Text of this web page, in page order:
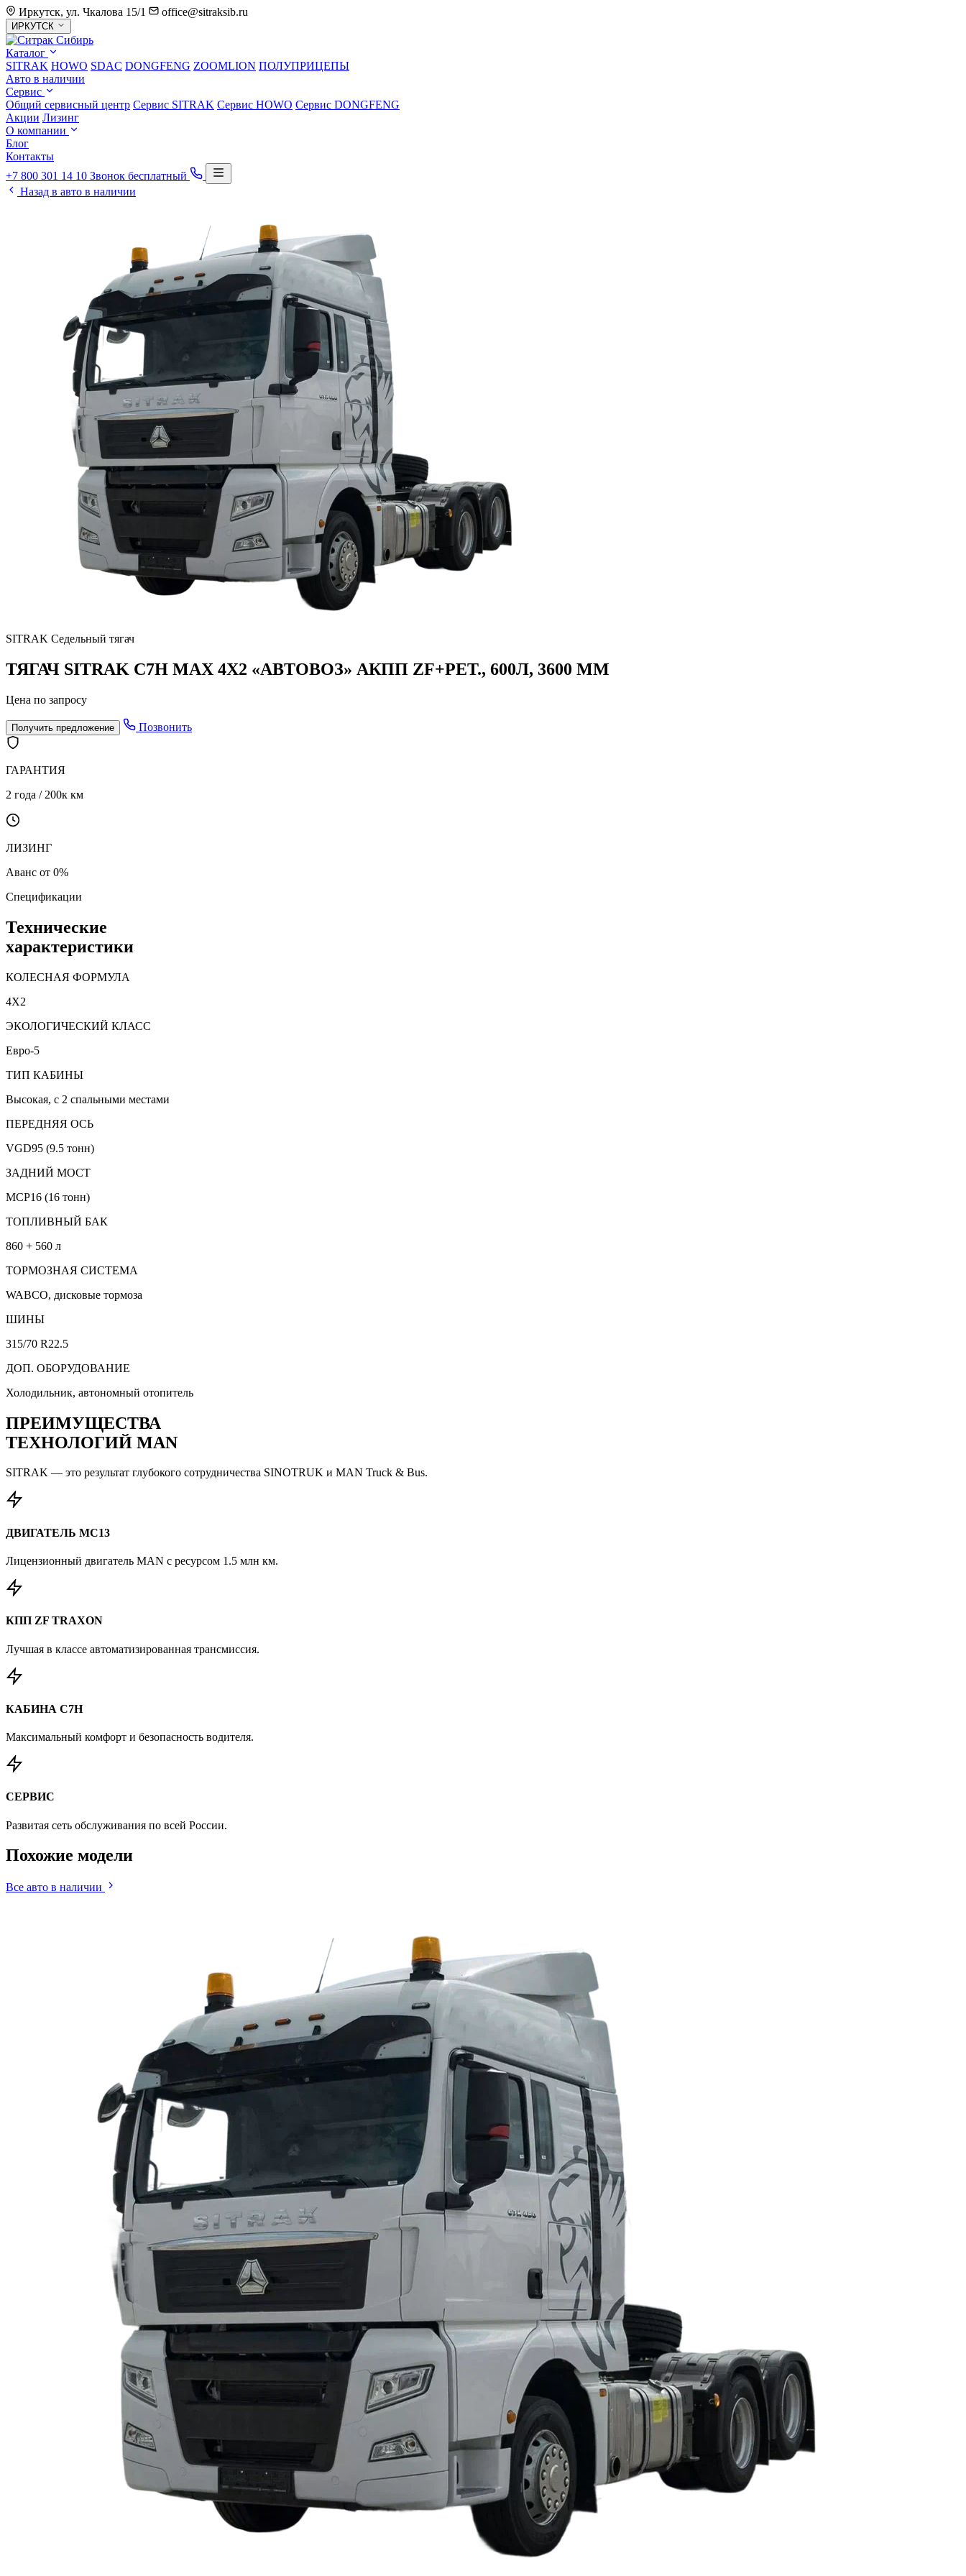
Иркутск, ул. Чкалова 15/1
office@sitraksib.ru
Выбор
города
ИРКУТСК
Каталог
SITRAK HOWO SDAC DONGFENG ZOOMLION ПОЛУПРИЦЕПЫ
Авто в наличии
Сервис
Общий сервисный центр Сервис SITRAK Сервис HOWO Сервис DONGFENG
Акции Лизинг
О компании
Блог
Контакты
+7 800 301 14 10 Звонок бесплатный
Назад в авто в наличии
SITRAK Седельный тягач
ТЯГАЧ SITRAK C7H MAX 4Х2 «АВТОВОЗ» АКПП ZF+РЕТ., 600Л, 3600 ММ
Цена по запросу
Получить предложение Позвонить
ГАРАНТИЯ
2 года / 200к км
ЛИЗИНГ
Аванс от 0%
Спецификации
Технические
характеристики
КОЛЕСНАЯ ФОРМУЛА
4X2
ЭКОЛОГИЧЕСКИЙ КЛАСС
Евро-5
ТИП КАБИНЫ
Высокая, с 2 спальными местами
ПЕРЕДНЯЯ ОСЬ
VGD95 (9.5 тонн)
ЗАДНИЙ МОСТ
MCP16 (16 тонн)
ТОПЛИВНЫЙ БАК
860 + 560 л
ТОРМОЗНАЯ СИСТЕМА
WABCO, дисковые тормоза
ШИНЫ
315/70 R22.5
ДОП. ОБОРУДОВАНИЕ
Холодильник, автономный отопитель
ПРЕИМУЩЕСТВА
ТЕХНОЛОГИЙ MAN
SITRAK — это результат глубокого сотрудничества SINOTRUK и MAN Truck & Bus.
ДВИГАТЕЛЬ MC13
Лицензионный двигатель MAN с ресурсом 1.5 млн км.
КПП ZF TRAXON
Лучшая в классе автоматизированная трансмиссия.
КАБИНА C7H
Максимальный комфорт и безопасность водителя.
СЕРВИС
Развитая сеть обслуживания по всей России.
Похожие модели
Все авто в наличии